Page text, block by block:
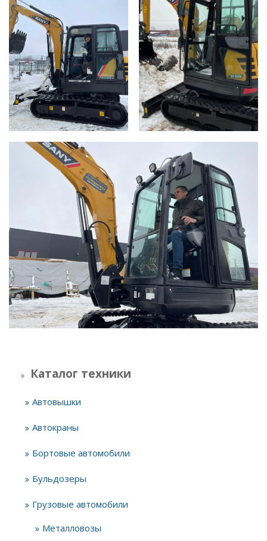
Каталог техники
Автовышки
Автокраны
Бортовые автомобили
Бульдозеры
Грузовые автомобили
Металловозы